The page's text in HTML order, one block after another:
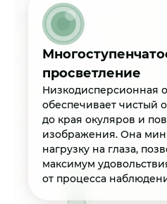
просветление
Низкодисперсионная
обеспечивает чистый
до края окуляров и
изображения. Она
нагрузку на глаза,
максимум
от процесса